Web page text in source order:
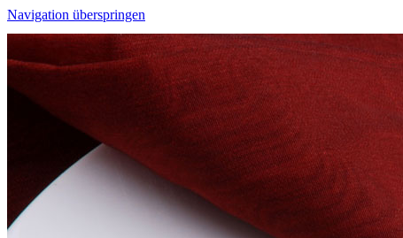
Navigation überspringen
Speisekarte
Wochenkarte
Menüvorschläge